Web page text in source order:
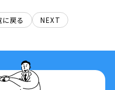
に戻る NEXT